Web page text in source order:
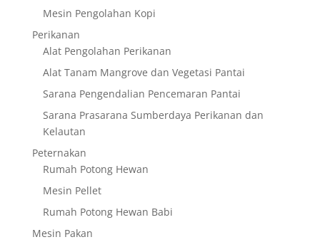
Mesin Pengolahan Kopi
Perikanan
Alat Pengolahan Perikanan
Alat Tanam Mangrove dan Vegetasi Pantai
Sarana Pengendalian Pencemaran Pantai
Sarana Prasarana Sumberdaya Perikanan dan
Kelautan
Peternakan
Rumah Potong Hewan
Mesin Pellet
Rumah Potong Hewan Babi
Mesin Pakan